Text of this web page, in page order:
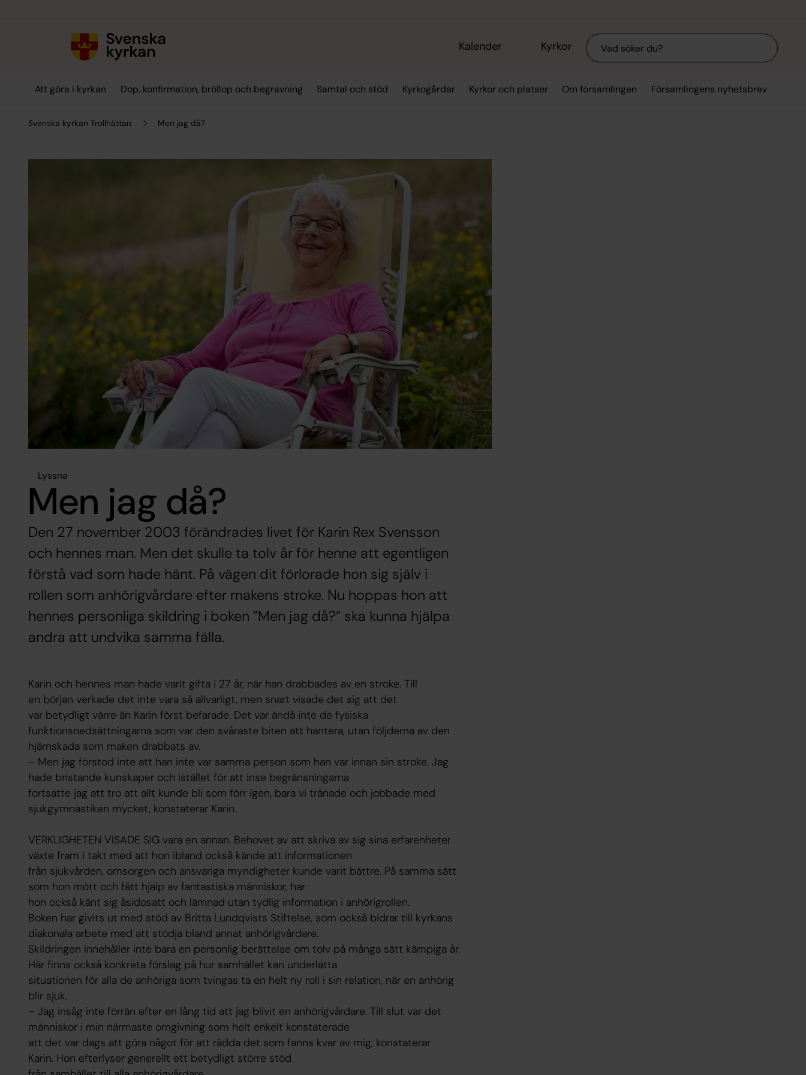
Kalender Kyrkor Sök
Att göra i kyrkan Dop, konfirmation, bröllop och begravning Samtal och stöd Kyrkogårdar Kyrkor och platser Om församlingen Församlingens nyhetsbrev
Svenska kyrkan Trollhättan Men jag då?
Lyssna
Men jag då?
Den 27 november 2003 förändrades livet för Karin Rex Svensson
och hennes man. Men det skulle ta tolv år för henne att egentligen
förstå vad som hade hänt. På vägen dit förlorade hon sig själv i
rollen som anhörigvårdare efter makens stroke. Nu hoppas hon att
hennes personliga skildring i boken ”Men jag då?” ska kunna hjälpa
andra att undvika samma fälla.
Karin och hennes man hade varit gifta i 27 år, när han drabbades av en stroke. Till
en början verkade det inte vara så allvarligt, men snart visade det sig att det
var betydligt värre än Karin först befarade. Det var ändå inte de fysiska
funktionsnedsättningarna som var den svåraste biten att hantera, utan följderna av den
hjärnskada som maken drabbats av.
– Men jag förstod inte att han inte var samma person som han var innan sin stroke. Jag
hade bristande kunskaper och istället för att inse begränsningarna
fortsatte jag att tro att allt kunde bli som förr igen, bara vi tränade och jobbade med
sjukgymnastiken mycket, konstaterar Karin.
VERKLIGHETEN VISADE SIG vara en annan. Behovet av att skriva av sig sina erfarenheter
växte fram i takt med att hon ibland också kände att informationen
från sjukvården, omsorgen och ansvariga myndigheter kunde varit bättre. På samma sätt
som hon mött och fått hjälp av fantastiska människor, har
hon också känt sig åsidosatt och lämnad utan tydlig information i anhörigrollen.
Boken har givits ut med stöd av Britta Lundqvists Stiftelse, som också bidrar till kyrkans
diakonala arbete med att stödja bland annat anhörigvårdare.
Skildringen innehåller inte bara en personlig berättelse om tolv på många sätt kämpiga år.
Här finns också konkreta förslag på hur samhället kan underlätta
situationen för alla de anhöriga som tvingas ta en helt ny roll i sin relation, när en anhörig
blir sjuk.
– Jag insåg inte förrän efter en lång tid att jag blivit en anhörigvårdare. Till slut var det
människor i min närmaste omgivning som helt enkelt konstaterade
att det var dags att göra något för att rädda det som fanns kvar av mig, konstaterar
Karin. Hon efterlyser generellt ett betydligt större stöd